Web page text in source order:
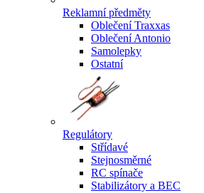
Reklamní předměty
Oblečení Traxxas
Oblečení Antonio
Samolepky
Ostatní
Regulátory
Střídavé
Stejnosměrné
RC spínače
Stabilizátory a BEC